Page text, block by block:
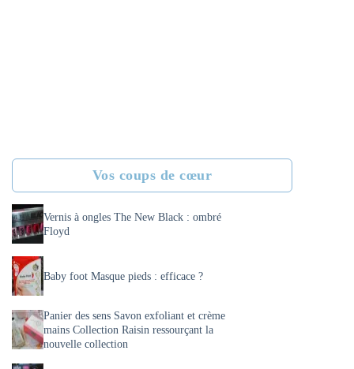
Vos coups de cœur
Vernis à ongles The New Black : ombré
Floyd
Baby foot Masque pieds : efficace ?
Panier des sens Savon exfoliant et crème
mains Collection Raisin ressourçant la
nouvelle collection